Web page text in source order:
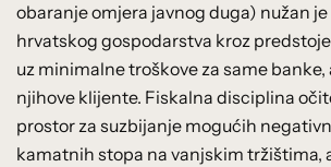
obaranje omjera javnog duga) nužan
hrvatskog gospodarstva kroz
uz minimalne troškove za same banke,
njihove klijente. Fiskalna disciplina
prostor za suzbijanje mogućih
kamatnih stopa na vanjskim tržištima,